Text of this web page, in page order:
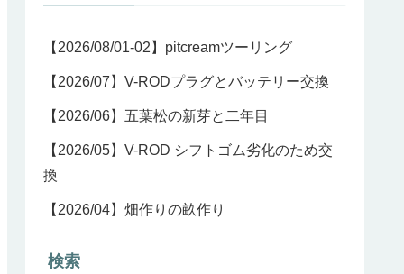
【2026/08/01-02】pitcreamツーリング
【2026/07】V-RODプラグとバッテリー交換
【2026/06】五葉松の新芽と二年目
【2026/05】V-ROD シフトゴム劣化のため交
換
【2026/04】畑作りの畝作り
検索